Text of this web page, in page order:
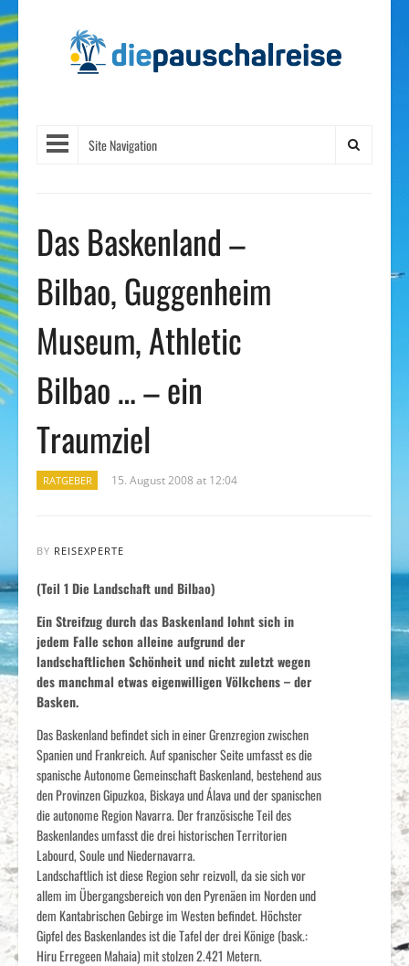
Site Navigation
Das Baskenland –
Bilbao, Guggenheim
Museum, Athletic
Bilbao … – ein
Traumziel
RATGEBER 15. August 2008 at 12:04
BY REISEXPERTE
(Teil 1 Die Landschaft und Bilbao)
Ein Streifzug durch das Baskenland lohnt sich in
jedem Falle schon alleine aufgrund der
landschaftlichen Schönheit und nicht zuletzt wegen
des manchmal etwas eigenwilligen Völkchens – der
Basken.
Das Baskenland befindet sich in einer Grenzregion zwischen
Spanien und Frankreich. Auf spanischer Seite umfasst es die
spanische Autonome Gemeinschaft Baskenland, bestehend aus
den Provinzen Gipuzkoa, Biskaya und Álava und der spanischen
die autonome Region Navarra. Der französische Teil des
Baskenlandes umfasst die drei historischen Territorien
Labourd, Soule und Niedernavarra.
Landschaftlich ist diese Region sehr reizvoll, da sie sich vor
allem im Übergangsbereich von den Pyrenäen im Norden und
dem Kantabrischen Gebirge im Westen befindet. Höchster
Gipfel des Baskenlandes ist die Tafel der drei Könige (bask.:
Hiru Erregeen Mahaia) mit stolzen 2.421 Metern.